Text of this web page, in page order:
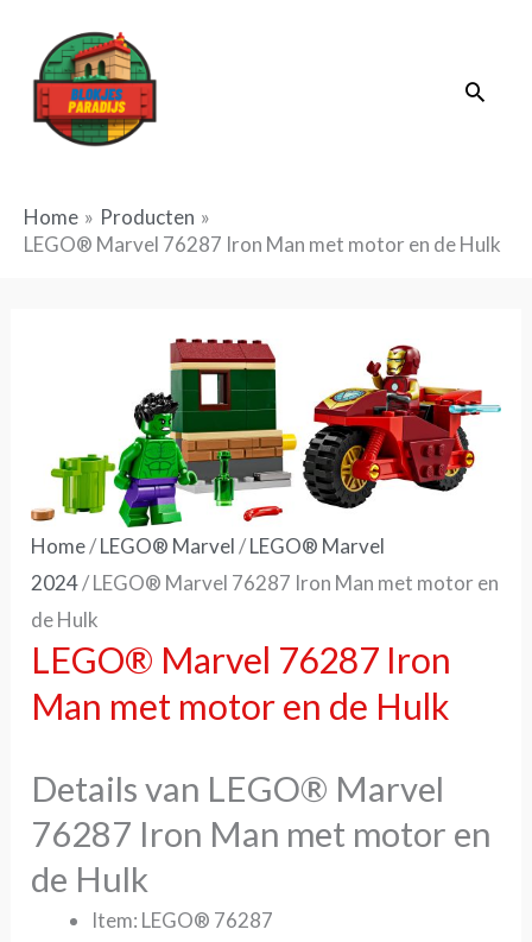
inhoud
Home
Producten
LEGO® Marvel 76287 Iron Man met motor en de Hulk
Home/LEGO® Marvel/LEGO® Marvel
2024/ LEGO® Marvel 76287 Iron Man met motor en
de Hulk
LEGO® Marvel 76287 Iron
Man met motor en de Hulk
Details van LEGO® Marvel
76287 Iron Man met motor en
de Hulk
Item: LEGO® 76287